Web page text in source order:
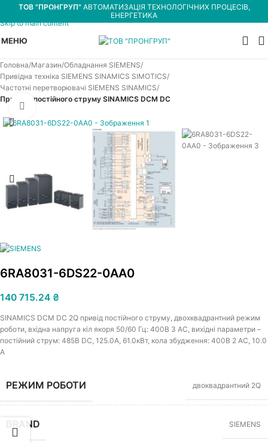
Skip to navigation
Skip to main content
ТОВ "ПРОНГРУП" АВТОМАТИЗАЦІЯ ТЕХНОЛОГІЧНИХ ПРОЦЕСІВ,
ЕНЕРГЕТИКА
МЕНЮ
Головна Магазин Обладнання SIEMENS
Привідна техніка SIEMENS SINAMICS SIMOTICS
Частотні перетворювачі SIEMENS SINAMICS
Приводи постійного струму SINAMICS DCM DC
6RA8031-6DS22-0AA0
140 715.24 ₴
SINAMICS DCM DC 2Q привід постійного струму, двохквадрантний режим
роботи, вхідна напруга кіл якоря 50/60 Гц: 400В 3 АС, вихідні параметри –
постійний струм: 485В DC, 125.0A, 61.0кВт, кола збудження: 400В 2 АС, 10.0
A
РЕЖИМ РОБОТИ двоквадрантний 2Q
BRAND SIEMENS